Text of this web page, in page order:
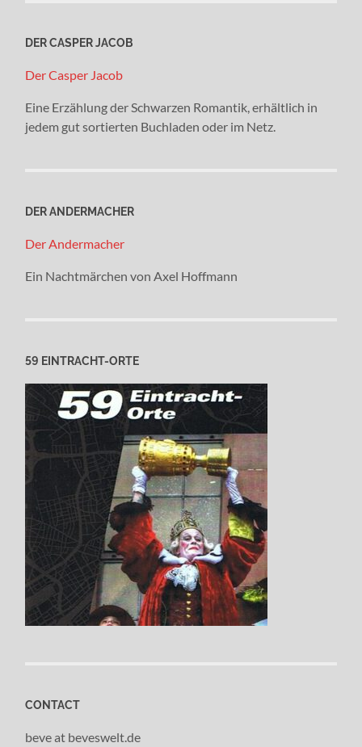
DER CASPER JACOB
Der Casper Jacob
Eine Erzählung der Schwarzen Romantik, erhältlich in
jedem gut sortierten Buchladen oder im Netz.
DER ANDERMACHER
Der Andermacher
Ein Nachtmärchen von Axel Hoffmann
59 EINTRACHT-ORTE
CONTACT
beve at beveswelt.de